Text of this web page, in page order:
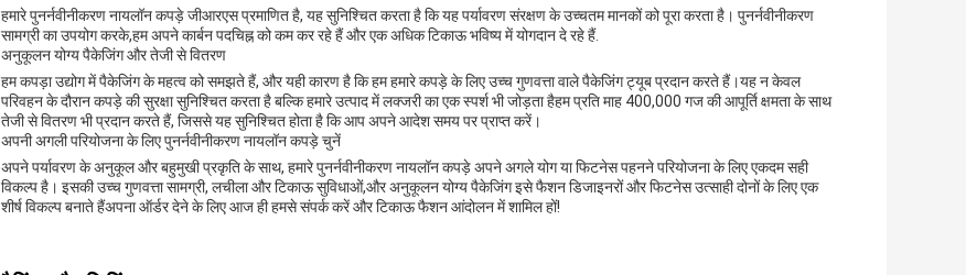
हमारे पुनर्नवीनीकरण नायलॉन कपड़े जीआरएस प्रमाणित है, यह सुनिश्चित करता है कि यह पर्यावरण संरक्षण के उच्चतम मानकों को पूरा करता है। पुनर्नवीनीकरण
सामग्री का उपयोग करके,हम अपने कार्बन पदचिह्न को कम कर रहे हैं और एक अधिक टिकाऊ भविष्य में योगदान दे रहे हैं.
अनुकूलन योग्य पैकेजिंग और तेजी से वितरण
हम कपड़ा उद्योग में पैकेजिंग के महत्व को समझते हैं, और यही कारण है कि हम हमारे कपड़े के लिए उच्च गुणवत्ता वाले पैकेजिंग ट्यूब प्रदान करते हैं।यह न केवल
परिवहन के दौरान कपड़े की सुरक्षा सुनिश्चित करता है बल्कि हमारे उत्पाद में लक्जरी का एक स्पर्श भी जोड़ता हैहम प्रति माह 400,000 गज की आपूर्ति क्षमता के साथ
तेजी से वितरण भी प्रदान करते हैं, जिससे यह सुनिश्चित होता है कि आप अपने आदेश समय पर प्राप्त करें।
अपनी अगली परियोजना के लिए पुनर्नवीनीकरण नायलॉन कपड़े चुनें
अपने पर्यावरण के अनुकूल और बहुमुखी प्रकृति के साथ, हमारे पुनर्नवीनीकरण नायलॉन कपड़े अपने अगले योग या फिटनेस पहनने परियोजना के लिए एकदम सही
विकल्प है। इसकी उच्च गुणवत्ता सामग्री, लचीला और टिकाऊ सुविधाओं,और अनुकूलन योग्य पैकेजिंग इसे फैशन डिजाइनरों और फिटनेस उत्साही दोनों के लिए एक
शीर्ष विकल्प बनाते हैंअपना ऑर्डर देने के लिए आज ही हमसे संपर्क करें और टिकाऊ फैशन आंदोलन में शामिल हों!